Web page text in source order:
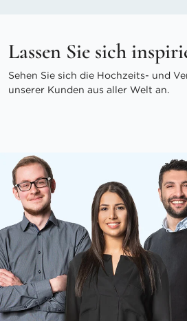
Lassen Sie sich
Sehen Sie sich die Hochzeits- und
unserer Kunden aus aller Welt an.